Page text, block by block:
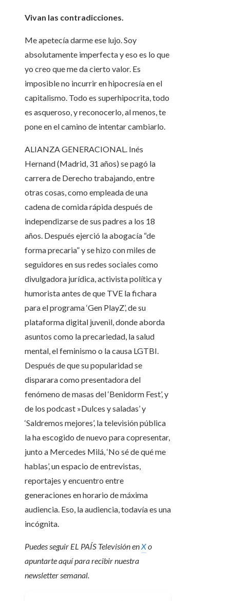
Vivan las contradicciones.
Me apetecía darme ese lujo. Soy
absolutamente imperfecta y eso es lo que
yo creo que me da cierto valor. Es
imposible no incurrir en hipocresía en el
capitalismo. Todo es superhipocrita, todo
es asqueroso, y reconocerlo, al menos, te
pone en el camino de intentar cambiarlo.
ALIANZA GENERACIONAL. Inés
Hernand (Madrid, 31 años) se pagó la
carrera de Derecho trabajando, entre
otras cosas, como empleada de una
cadena de comida rápida después de
independizarse de sus padres a los 18
años. Después ejerció la abogacía “de
forma precaria” y se hizo con miles de
seguidores en sus redes sociales como
divulgadora jurídica, activista política y
humorista antes de que TVE la fichara
para el programa ‘Gen PlayZ’, de su
plataforma digital juvenil, donde aborda
asuntos como la precariedad, la salud
mental, el feminismo o la causa LGTBI.
Después de que su popularidad se
disparara como presentadora del
fenómeno de masas del ‘Benidorm Fest’, y
de los podcast »Dulces y saladas’ y
‘Saldremos mejores’, la televisión pública
la ha escogido de nuevo para copresentar,
junto a Mercedes Milá, ‘No sé de qué me
hablas’, un espacio de entrevistas,
reportajes y encuentro entre
generaciones en horario de máxima
audiencia. Eso, la audiencia, todavía es una
incógnita.
Puedes seguir EL PAÍS Televisión enXo
apuntarte aquí para recibirnuestra
newsletter semanal.